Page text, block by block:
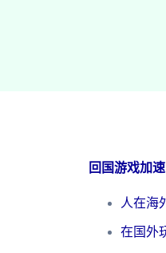
回国游戏加速